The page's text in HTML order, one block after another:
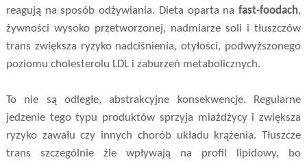
reagują na sposób odżywiania. Dieta oparta nafast-foodach,
żywności wysoko przetworzonej, nadmiarze soli i tłuszczów
trans zwiększa ryzyko nadciśnienia, otyłości, podwyższonego
poziomu cholesterolu LDL i zaburzeń metabolicznych.
To nie są odległe, abstrakcyjne konsekwencje. Regularne
jedzenie tego typu produktów sprzyja miażdżycy i zwiększa
ryzyko zawału czy innych chorób układu krążenia. Tłuszcze
trans szczególnie źle wpływają na profil lipidowy, bo